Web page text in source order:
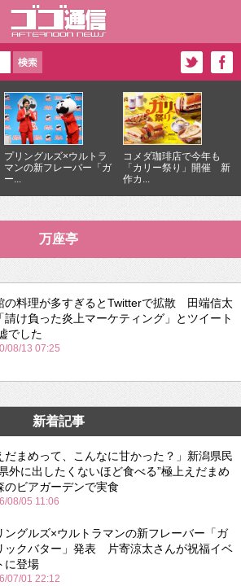
プリングルズ×ウルトラ
マンの新フレーバー「ガ
ー...
コメダ珈琲店で今年も
「カリー祭り」開催 新
作カ...
万座亭
の料理が多すぎるとTwitterで拡散 田端信太
請け負った炎上マーケティング」とツイート
でした
08/13 07:25
新着記事
だまめって、こんなに甘かった？」新潟県民
外に出したくないほど食べる”極上えだまめ
のビアガーデンで実食
08/05 11:06
ングルズ×ウルトラマンの新フレーバー「ガ
ックバター」発表 片寄涼太さんが祝福イベ
に登場
07/01 22:12